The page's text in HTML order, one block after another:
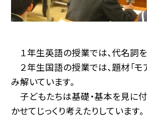
１年生英語の授業では、代名詞を
２年生国語の授業では、題材「モ
み解いています。
子どもたちは基礎・基本を見に
かせてじっくり考えたりしています。